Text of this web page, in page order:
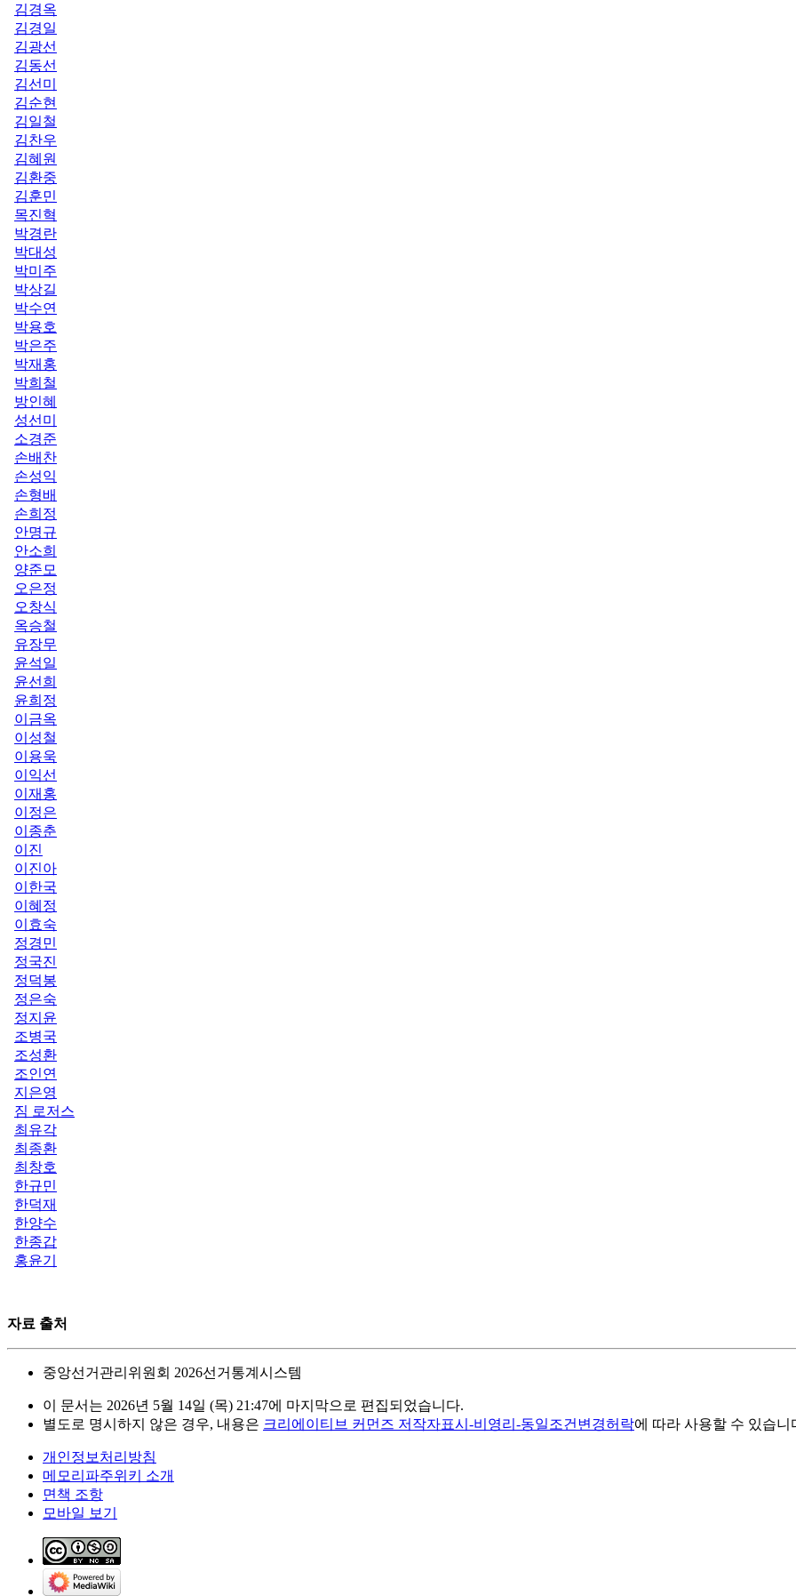
김경옥
김경일
김광선
김동선
김선미
김순현
김일철
김찬우
김혜원
김환중
김훈민
목진혁
박경란
박대성
박미주
박상길
박수연
박용호
박은주
박재홍
박희철
방인혜
성선미
소경준
손배찬
손성익
손형배
손희정
안명규
안소희
양준모
오은정
오창식
옥승철
유장무
윤석일
윤선희
윤희정
이금옥
이성철
이용욱
이익선
이재홍
이정은
이종춘
이진
이진아
이한국
이혜정
이효숙
정경민
정국진
정덕봉
정은숙
정지윤
조병국
조성환
조인연
지은영
짐 로저스
최유각
최종환
최창호
한규민
한덕재
한양수
한종갑
홍윤기
자료 출처
중앙선거관리위원회 2026선거통계시스템
이 문서는 2026년 5월 14일 (목) 21:47에 마지막으로 편집되었습니다.
별도로 명시하지 않은 경우, 내용은 크리에이티브 커먼즈 저작자표시-비영리-동일조건변경허락에 따라 사용할 수 있습니
개인정보처리방침
메모리파주위키 소개
면책 조항
모바일 보기